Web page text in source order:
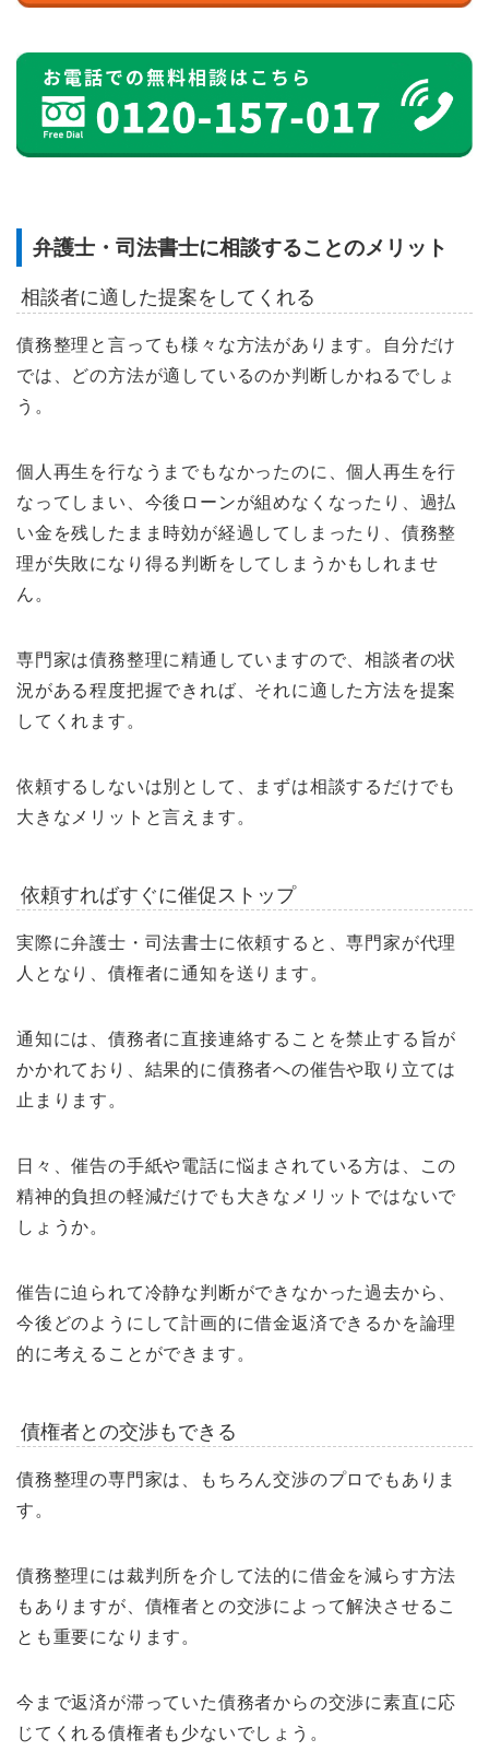
弁護士・司法書士に相談することのメリット
相談者に適した提案をしてくれる
債務整理と言っても様々な方法があります。自分だけ
では、どの方法が適しているのか判断しかねるでしょ
う。
個人再生を行なうまでもなかったのに、個人再生を行
なってしまい、今後ローンが組めなくなったり、過払
い金を残したまま時効が経過してしまったり、債務整
理が失敗になり得る判断をしてしまうかもしれませ
ん。
専門家は債務整理に精通していますので、相談者の状
況がある程度把握できれば、それに適した方法を提案
してくれます。
依頼するしないは別として、まずは相談するだけでも
大きなメリットと言えます。
依頼すればすぐに催促ストップ
実際に弁護士・司法書士に依頼すると、専門家が代理
人となり、債権者に通知を送ります。
通知には、債務者に直接連絡することを禁止する旨が
かかれており、結果的に債務者への催告や取り立ては
止まります。
日々、催告の手紙や電話に悩まされている方は、この
精神的負担の軽減だけでも大きなメリットではないで
しょうか。
催告に迫られて冷静な判断ができなかった過去から、
今後どのようにして計画的に借金返済できるかを論理
的に考えることができます。
債権者との交渉もできる
債務整理の専門家は、もちろん交渉のプロでもありま
す。
債務整理には裁判所を介して法的に借金を減らす方法
もありますが、債権者との交渉によって解決させるこ
とも重要になります。
今まで返済が滞っていた債務者からの交渉に素直に応
じてくれる債権者も少ないでしょう。